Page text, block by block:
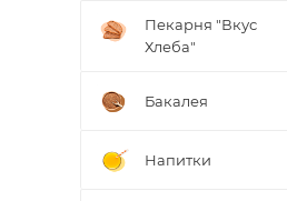
Пекарня "Вкус
Хлеба"
Бакалея
Напитки